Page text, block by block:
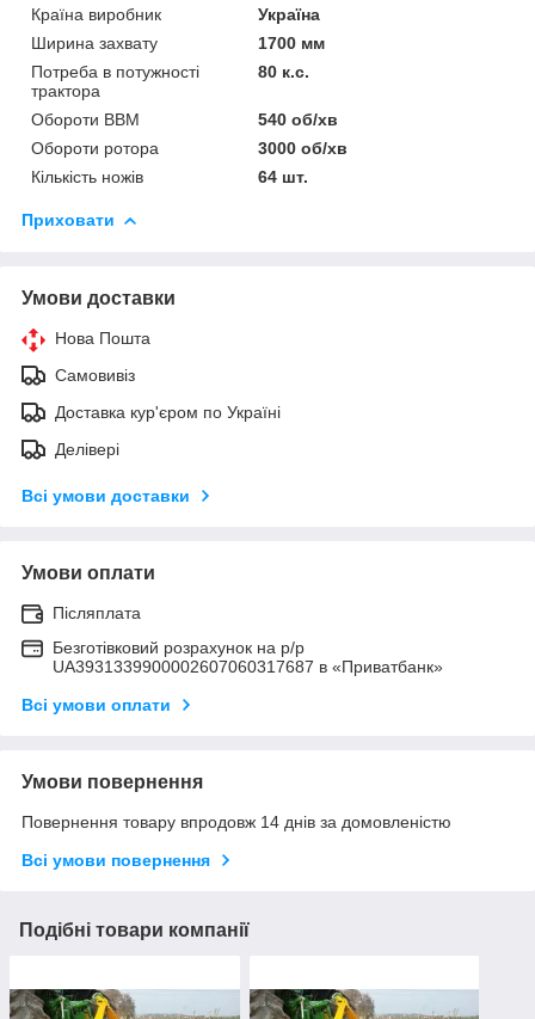
Країна виробник
Україна
Ширина захвату
1700 мм
Потреба в потужності
трактора
80 к.с.
Обороти ВВМ
540 об/хв
Обороти ротора
3000 об/хв
Кількість ножів
64 шт.
Приховати
Умови доставки
Нова Пошта
Самовивіз
Доставка кур'єром по Україні
Делівері
Всі умови доставки
Умови оплати
Післяплата
Безготівковий розрахунок на р/р
UA3931339900002607060317687 в «Приватбанк»
Всі умови оплати
Умови повернення
Повернення товару впродовж 14 днів за домовленістю
Всі умови повернення
Подібні товари компанії